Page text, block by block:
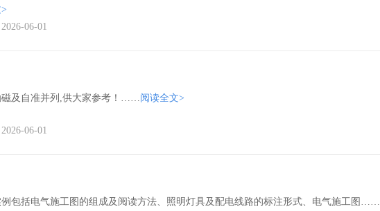
2026-06-01
磁及自准并列,供大家参考！……阅读全文>
2026-06-01
包括电气施工图的组成及阅读方法、照明灯具及配电线路的标注形式、电气施工图……